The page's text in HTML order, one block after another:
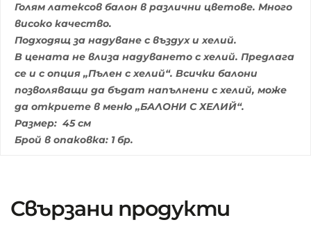
Голям латексов балон в различни цветове. Много
високо качество.
Подходящ за надуване с въздух и хелий.
В цената не влиза надуването с хелий. Предлага
се и с опция „Пълен с хелий“. Всички балони
позволяващи да бъдат напълнени с хелий, може
да откриете в меню „БАЛОНИ С ХЕЛИЙ“.
Размер: 45 см
Брой в опаковка: 1 бр.
Свързани продукти